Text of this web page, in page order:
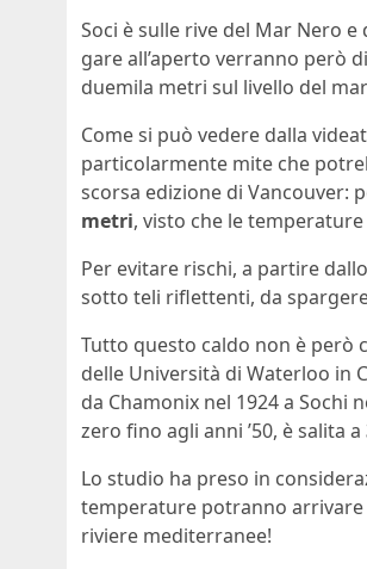
Soci è sulle rive del Mar Nero
gare all’aperto verranno però
duemila metri sul livello del
Come si può vedere dalla
particolarmente mite che
scorsa edizione di Vancouver:
metri, visto che le
Per evitare rischi, a partire
sotto teli riflettenti, da
Tutto questo caldo non è però
delle Università di Waterloo in
da Chamonix nel 1924 a Sochi
zero fino agli anni ’50, è salita a
Lo studio ha preso in
temperature potranno arrivare
riviere mediterranee!